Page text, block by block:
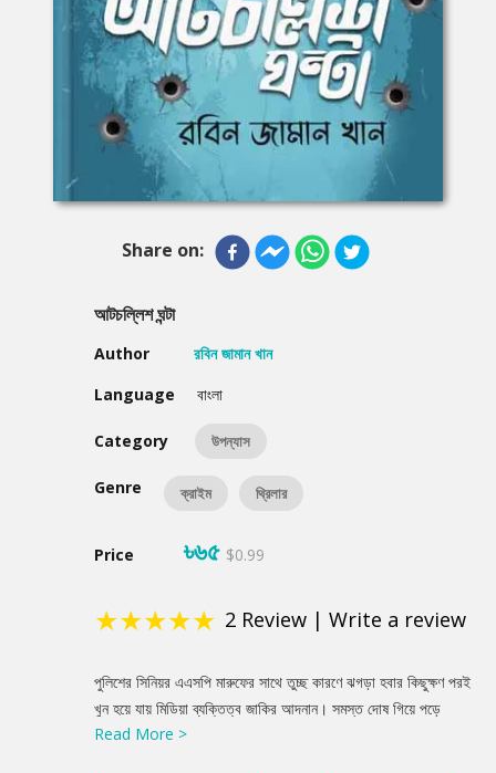
Share on:
আটচল্লিশ ঘন্টা
Author
রবিন জামান খান
Language
বাংলা
Category উপন্যাস
Genre ক্রাইম থ্রিলার
Price ৳৬৫ $0.99
★★★★★ 2 Review | Write a review
Product
Summery
পুলিশের সিনিয়র এএসপি মারুফের সাথে তুচ্ছ কারণে ঝগড়া হবার কিছুক্ষণ পরই
খুন হয়ে যায় মিডিয়া ব্যক্তিত্ব জাকির আদনান। সমস্ত দোষ গিয়ে পড়ে
মারুফের ওপর। ডিপার্টমেন্ট, মিডিয়া থেকে শুরু করে খোদ হোমমিনিস্টারও উঠে
Read More >